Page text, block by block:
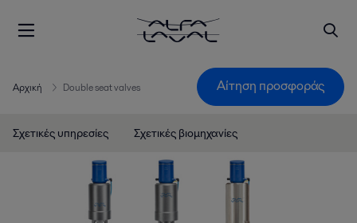
Αρχική Double seat valves Αίτηση προσφοράς
Σχετικές υπηρεσίες Σχετικές βιομηχανίες